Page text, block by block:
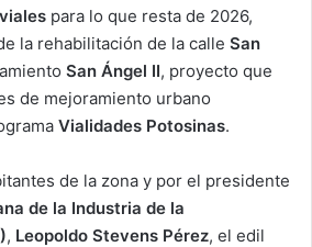
para lo que resta de 2026,
la rehabilitación de la calle San
San Ángel II, proyecto que
de mejoramiento urbano
Vialidades Potosinas.
de la zona y por el presidente
de la Industria de la
, Leopoldo Stevens Pérez, el edil